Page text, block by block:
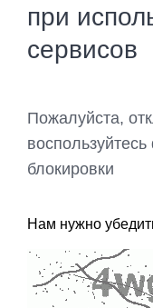
при
сервисов
Пожалуйста,
блокировки
Нам нужно